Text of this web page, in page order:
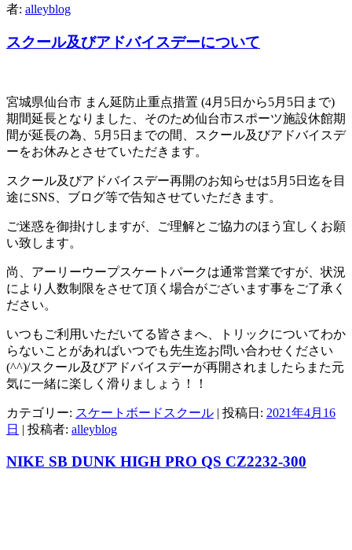
者: alleyblog
スクール及びアドバイスデーについて
宮城県仙台市 まん延防止重点措置 (4月5日から5月5日まで)
期間延長となりました、そのため仙台市スポーツ施設休館期
間が延長の為、5月5日までの間、スクール及びアドバイスデ
ーをお休みとさせていただきます。
スクール及びアドバイスデー再開のお知らせは5月5日迄を目
途にSNS、ブログ等で告知させていただきます。
ご迷惑を御掛けしますが、ご理解とご協力のほう宜しくお願
い致します。
尚、アーリーウープスケートパークは通常営業ですが、状況
により人数制限をさせて頂く場合がございます事をご了承く
ださい。
いつもご利用いただいてる皆さまへ、トリックについてわか
らないことがあればいつでも先生迄お問い合わせください
(^^)/スクール及びアドバイスデーが再開されましたらまた元
気に一緒に楽しく滑りましょう！！
カテゴリー: スケートボードスクール | 投稿日: 2021年4月16
日 | 投稿者: alleyblog
NIKE SB DUNK HIGH PRO QS CZ2232-300